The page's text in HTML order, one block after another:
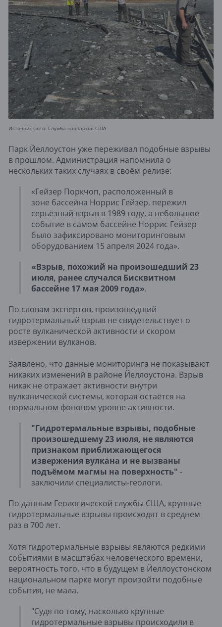
Источник фото: Служба нацпарков США
Парк Йеллоустон уже переживал подобные взрывы
в прошлом. Администрация напомнила о
нескольких таких случаях в своём релизе:
«Гейзер Поркчоп, расположенный в
зоне бассейна Норрис Гейзер, пережил
серьёзный взрыв в 1989 году, а небольшое
событие в самом бассейне Норрис Гейзер
было зафиксировано мониторинговым
оборудованием 15 апреля 2024 года».
«Взрыв, похожий на произошедший 23
июля, ранее случался Бисквитном
бассейне 17 мая 2009 года».
По словам экспертов, произошедший
гидротермальный взрыв не свидетельствует о
росте вулканической активности и скором
извержении вулканов.
Заявлено, что данные мониторинга не показывают
никаких изменений в районе Йеллоустона. Взрыв
никак не отражает активности внутри
вулканической системы, которая остаётся на
нормальном фоновом уровне активности.
"Гидротермальные взрывы, подобные
произошедшему 23 июля, не являются
признаком приближающегося
извержения вулкана и не вызваны
подъёмом магмы на поверхность" -
заключили специалисты-геологи.
По данным Геологической службы США, крупные
гидротермальные взрывы происходят в среднем
раз в 700 лет.
Хотя гидротермальные взрывы являются редкими
событиями в масштабах человеческого времени,
вероятность того, что в будущем в Йеллоустонском
национальном парке могут произойти подобные
события, не мала.
"Судя по тому, насколько крупные
гидротермальные взрывы происходили в